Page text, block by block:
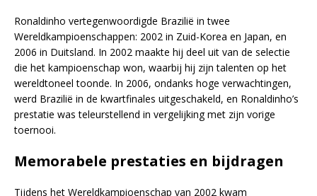
Ronaldinho vertegenwoordigde Brazilië in twee
Wereldkampioenschappen: 2002 in Zuid-Korea en Japan, en
2006 in Duitsland. In 2002 maakte hij deel uit van de selectie
die het kampioenschap won, waarbij hij zijn talenten op het
wereldtoneel toonde. In 2006, ondanks hoge verwachtingen,
werd Brazilië in de kwartfinales uitgeschakeld, en Ronaldinho’s
prestatie was teleurstellend in vergelijking met zijn vorige
toernooi.
Memorabele prestaties en bijdragen
Tijdens het Wereldkampioenschap van 2002 kwam